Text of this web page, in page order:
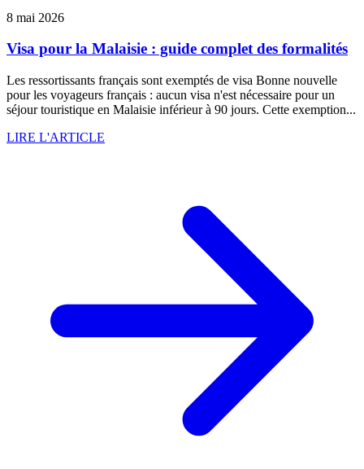
8 mai 2026
Visa pour la Malaisie : guide complet des formalités
Les ressortissants français sont exemptés de visa Bonne nouvelle
pour les voyageurs français : aucun visa n'est nécessaire pour un
séjour touristique en Malaisie inférieur à 90 jours. Cette exemption...
LIRE L'ARTICLE